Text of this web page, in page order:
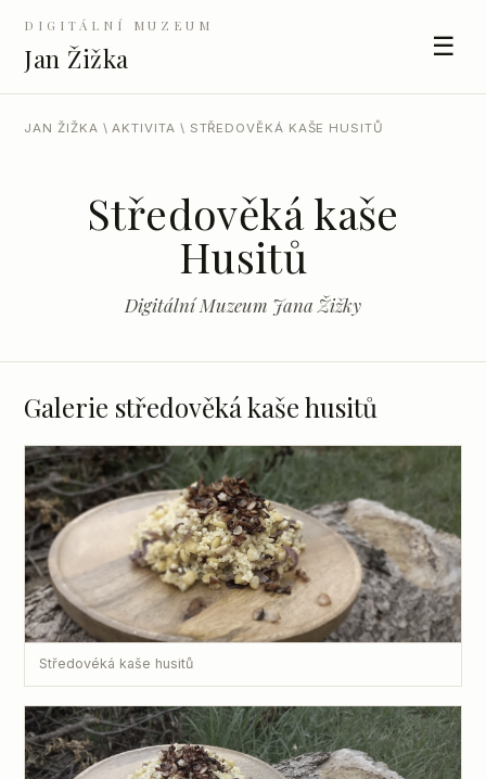
DIGITÁLNÍ MUZEUM
Jan Žižka ☰
JAN ŽIŽKA \AKTIVITA \ STŘEDOVĚKÁ KAŠE HUSITŮ
Středověká kaše
Husitů
Digitální Muzeum Jana Žižky
Galerie středověká kaše husitů
Středovéká kaše husitů